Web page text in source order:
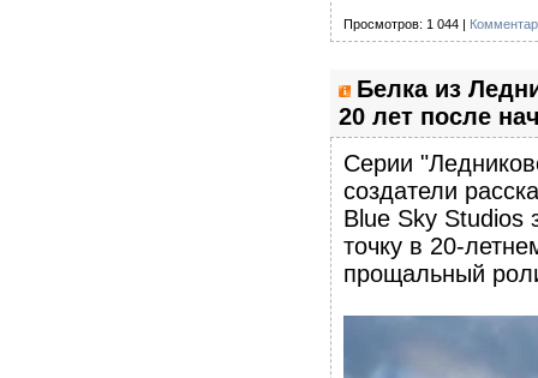
Просмотров: 1 044 |
Белка из
20 лет после
Серии
создатели
Blue Sky Studios
точку в 20-
прощальный